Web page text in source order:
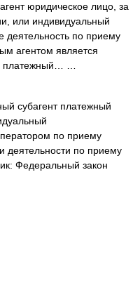
юридическое лицо, за
или индивидуальный
по приему
агентом является
платежный… …
субагент платежный
по приему
деятельности по приему
Федеральный закон